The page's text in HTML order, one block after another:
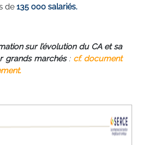
de 135 000 salariés.
sur l’évolution du CA et sa
grands marchés: cf. document